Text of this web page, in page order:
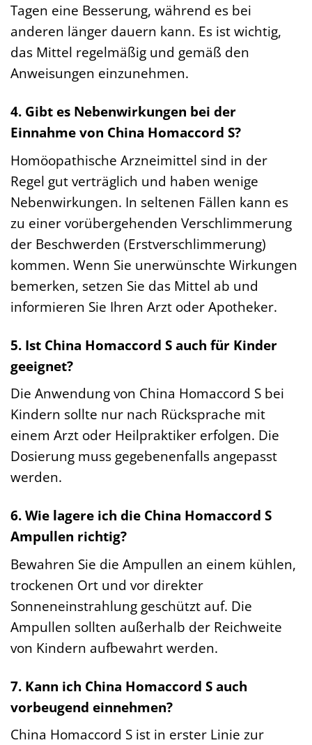
Tagen eine Besserung, während es bei
anderen länger dauern kann. Es ist wichtig,
das Mittel regelmäßig und gemäß den
Anweisungen einzunehmen.
4. Gibt es Nebenwirkungen bei der
Einnahme von China Homaccord S?
Homöopathische Arzneimittel sind in der
Regel gut verträglich und haben wenige
Nebenwirkungen. In seltenen Fällen kann es
zu einer vorübergehenden Verschlimmerung
der Beschwerden (Erstverschlimmerung)
kommen. Wenn Sie unerwünschte Wirkungen
bemerken, setzen Sie das Mittel ab und
informieren Sie Ihren Arzt oder Apotheker.
5. Ist China Homaccord S auch für Kinder
geeignet?
Die Anwendung von China Homaccord S bei
Kindern sollte nur nach Rücksprache mit
einem Arzt oder Heilpraktiker erfolgen. Die
Dosierung muss gegebenenfalls angepasst
werden.
6. Wie lagere ich die China Homaccord S
Ampullen richtig?
Bewahren Sie die Ampullen an einem kühlen,
trockenen Ort und vor direkter
Sonneneinstrahlung geschützt auf. Die
Ampullen sollten außerhalb der Reichweite
von Kindern aufbewahrt werden.
7. Kann ich China Homaccord S auch
vorbeugend einnehmen?
China Homaccord S ist in erster Linie zur